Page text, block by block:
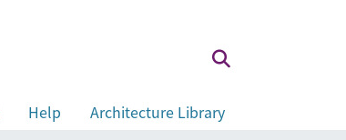
Help
Architecture Library